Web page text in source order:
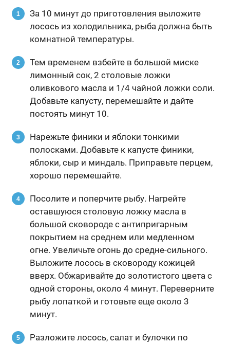
За 10 минут до приготовления выложите
лосось из холодильника, рыба должна быть
комнатной температуры.
Тем временем взбейте в большой миске
лимонный сок, 2 столовые ложки
оливкового масла и 1/4 чайной ложки соли.
Добавьте капусту, перемешайте и дайте
постоять минут 10.
Нарежьте финики и яблоки тонкими
полосками. Добавьте к капусте финики,
яблоки, сыр и миндаль. Приправьте перцем,
хорошо перемешайте.
Посолите и поперчите рыбу. Нагрейте
оставшуюся столовую ложку масла в
большой сковороде с антипригарным
покрытием на среднем или медленном
огне. Увеличьте огонь до средне-сильного.
Выложите лосось в сковороду кожицей
вверх. Обжаривайте до золотистого цвета с
одной стороны, около 4 минут. Переверните
рыбу лопаткой и готовьте еще около 3
минут.
Разложите лосось, салат и булочки по